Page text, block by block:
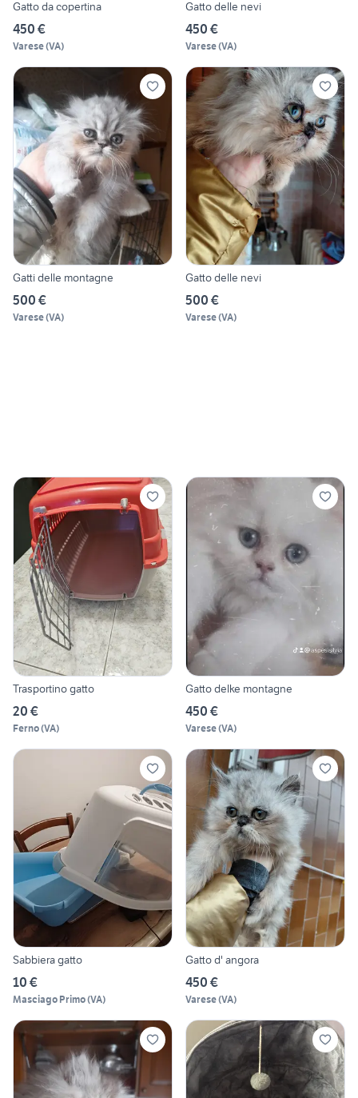
Gatto da copertina
450 €
Varese(VA)
Gatto delle nevi
450 €
Varese(VA)
Gatti delle montagne
500 €
Varese(VA)
Gatto delle nevi
500 €
Varese(VA)
Trasportino gatto
20 €
Ferno(VA)
Gatto delke montagne
450 €
Varese(VA)
Sabbiera gatto
10 €
Masciago Primo(VA)
Gatto d' angora
450 €
Varese(VA)